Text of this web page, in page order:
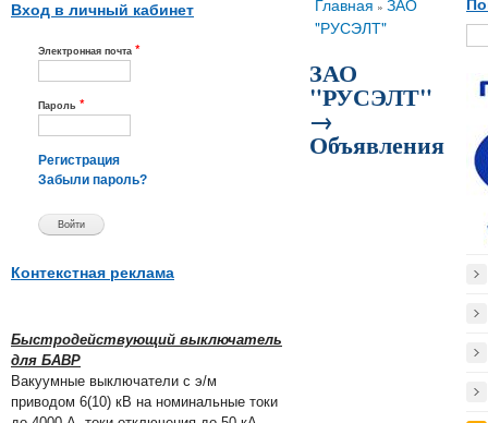
Вход в личный кабинет
Электронная почта *
Пароль *
Регистрация
Забыли пароль?
Контекстная реклама
Быстродействующий выключатель
для БАВР
Вакуумные выключатели с э/м
приводом 6(10) кВ на номинальные токи
Вы здесь
Главная » ЗАО
"РУСЭЛТ"
ЗАО
"РУСЭЛТ"
→
Объявления